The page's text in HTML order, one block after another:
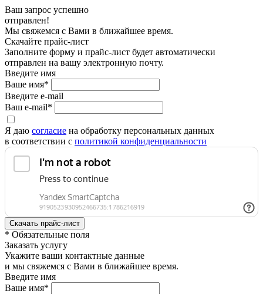
Ваш запрос успешно
отправлен!
Мы свяжемся с Вами в ближайшее время.
Скачайте прайс-лист
Заполните форму и прайс-лист будет автоматически
отправлен на вашу электронную почту.
Введите имя
Ваше имя*
Введите e-mail
Ваш e-mail*
Я даю согласие на обработку персональных данных
в соответствии с политикой конфиденциальности
* Обязательные поля
Заказать услугу
Укажите ваши контактные данные
и мы свяжемся с Вами в ближайшее время.
Введите имя
Ваше имя*